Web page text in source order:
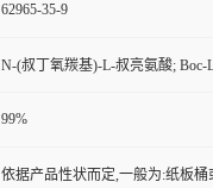
62965-35-9
N-(叔丁氧羰基)-L-叔亮氨酸; Boc-
99%
依据产品性状而定,一般为:纸板桶